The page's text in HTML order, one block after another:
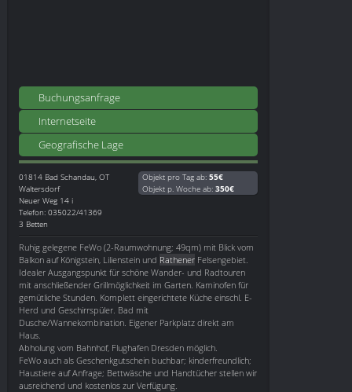
Buchungsanfrage
Internetseite
Geografische Lage
01814 Bad Schandau, OT
Waltersdorf
Neuer Weg 14 i
Telefon: 035022/41369
3 Betten
Objekt pro Tag ab: 55€
Objekt p. Woche ab: 350€
Ruhig gelegene FeWo (2-Raumwohnung; 49qm) mit Blick vom
Balkon auf Königstein, Lilienstein und RathenerFelsengebiet.
Idealer Ausgangspunkt für schöne Wander- und Radtouren
mit anschließender Grillmöglichkeit im Garten. Kaminofen für
gemütliche Stunden. Komplett eingerichtete Küche einschl. E-
Herd und Geschirrspüler. Bad mit
Dusche/Wannekombination. Eigener Parkplatz direkt am
Haus.
Abholung vom Bahnhof, Flughafen Dresden möglich.
FeWo auch als Geschenkgutschein buchbar; kinderfreundlich;
Haustiere auf Anfrage; Bettwäsche und Handtücher stellen wir
ausreichend und kostenlos zur Verfügung.